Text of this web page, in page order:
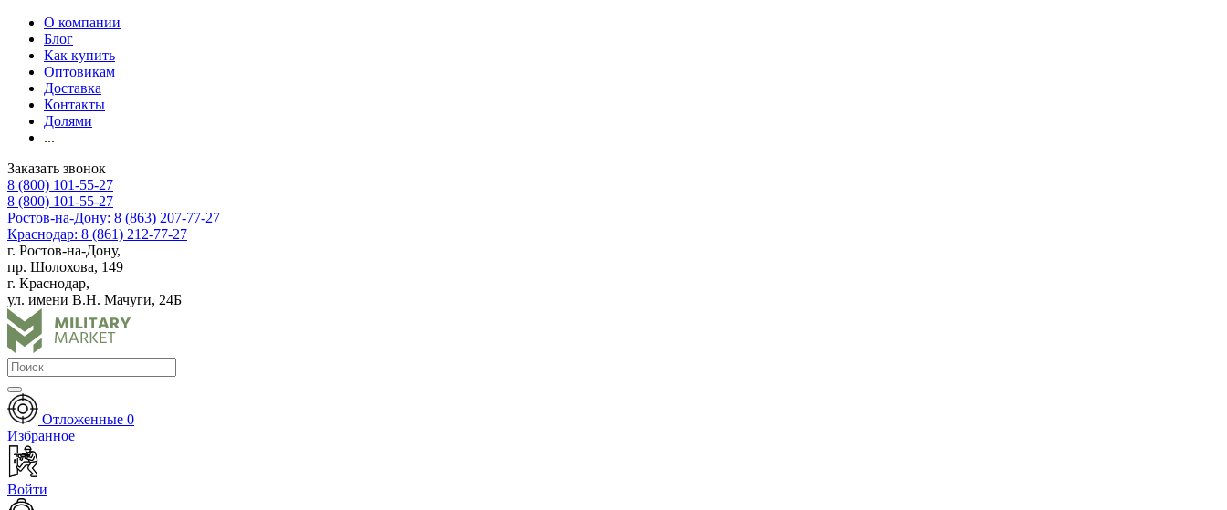
О компании
Блог
Как купить
Оптовикам
Доставка
Контакты
Долями
...
Заказать звонок
8 (800) 101-55-27
8 (800) 101-55-27
Ростов-на-Дону: 8 (863) 207-77-27
Краснодар: 8 (861) 212-77-27
г. Ростов-на-Дону,
пр. Шолохова, 149
г. Краснодар,
ул. имени В.Н. Мачуги, 24Б
Отложенные 0
Избранное
Войти